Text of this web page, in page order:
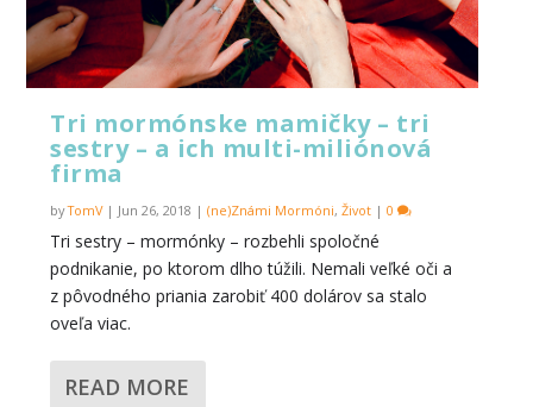
Tri mormónske mamičky – tri
sestry – a ich multi-miliónová
firma
byTomV| Jun 26, 2018 |(ne)Známi Mormóni,Život |0
Tri sestry – mormónky – rozbehli spoločné
podnikanie, po ktorom dlho túžili. Nemali veľké oči a
z pôvodného priania zarobiť 400 dolárov sa stalo
oveľa viac.
READ MORE